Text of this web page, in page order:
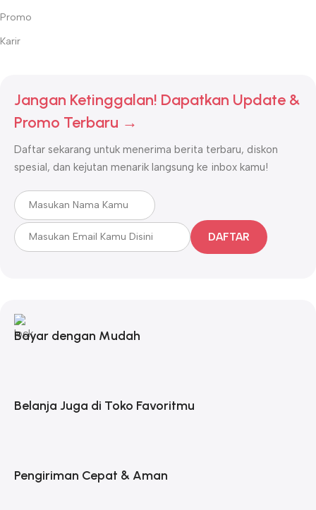
Promo
Karir
Jangan Ketinggalan! Dapatkan Update &
Promo Terbaru →
Daftar sekarang untuk menerima berita terbaru, diskon
spesial, dan kejutan menarik langsung ke inbox kamu!
DAFTAR
Bayar dengan Mudah
Belanja Juga di Toko Favoritmu
Pengiriman Cepat & Aman